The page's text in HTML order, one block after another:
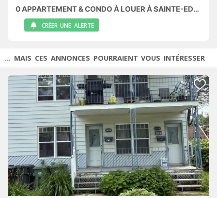
0APPARTEMENT & CONDO À LOUER À SAINTE-EDWIDGE-DE-CLIFTON
CRÉER UNE ALERTE
... MAIS CES ANNONCES POURRAIENT VOUS INTÉRESSER